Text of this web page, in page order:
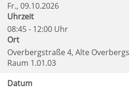
Fr., 09.10.2026
Uhrzeit
08:45 - 12:00 Uhr
Ort
Overbergstraße 4, Alte
Raum 1.01.03
Datum